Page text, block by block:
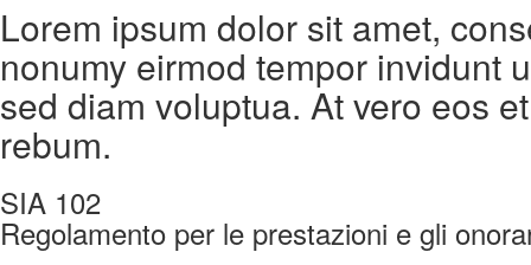
Lorem ipsum dolor sit amet,
nonumy eirmod tempor invidunt
sed diam voluptua. At vero eos
rebum.
SIA 102
Regolamento per le prestazioni e gli